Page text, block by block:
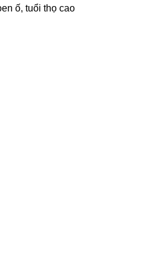
ố, tuổi thọ cao